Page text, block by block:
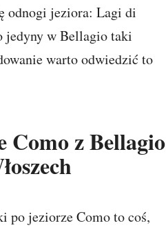
odnogi jeziora: Lagi di
jedyny w Bellagio taki
warto odwiedzić to
Como z Bellagio
po jeziorze Como to coś,